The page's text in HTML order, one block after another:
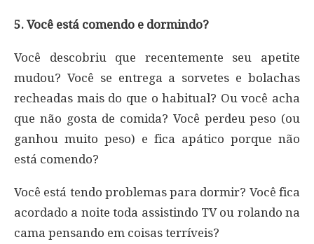
5. Você está comendo e dormindo?
Você descobriu que recentemente seu apetite
mudou? Você se entrega a sorvetes e bolachas
recheadas mais do que o habitual? Ou você acha
que não gosta de comida? Você perdeu peso (ou
ganhou muito peso) e fica apático porque não
está comendo?
Você está tendo problemas para dormir? Você fica
acordado a noite toda assistindo TV ou rolando na
cama pensando em coisas terríveis?